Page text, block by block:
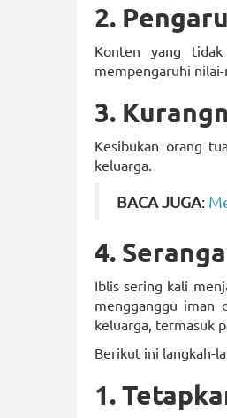
2.
Konten yang
mempengaruhi
3.
Kesibukan orang
keluarga.
BACA JUGA:
4.
Iblis sering kali
mengganggu iman
keluarga, termasuk
Berikut ini langkah-
1.